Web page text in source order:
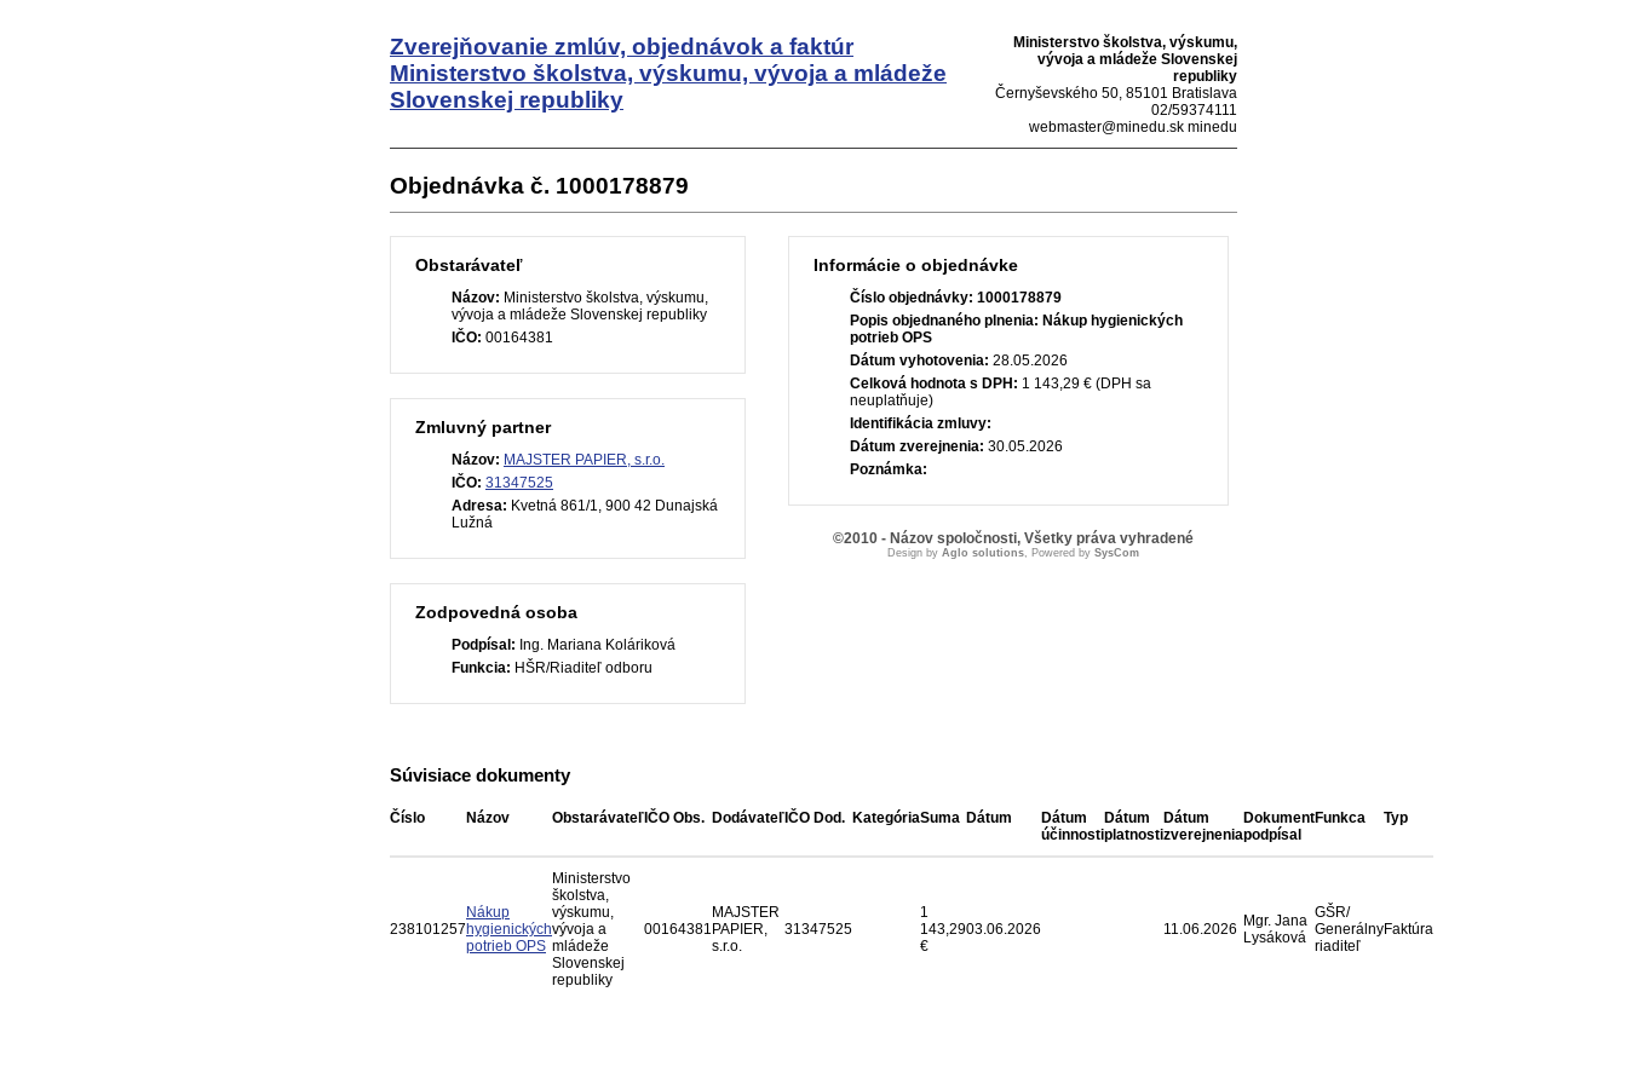
Zverejňovanie zmlúv, objednávok a faktúr
Ministerstvo školstva, výskumu, vývoja a mládeže
Slovenskej republiky
Ministerstvo školstva, výskumu,
vývoja a mládeže Slovenskej
republiky
Černyševského 50, 85101 Bratislava
02/59374111
webmaster@minedu.sk minedu
Objednávka č. 1000178879
Obstarávateľ
Názov: Ministerstvo školstva, výskumu,
vývoja a mládeže Slovenskej republiky
IČO: 00164381
Zmluvný partner
Názov: MAJSTER PAPIER, s.r.o.
IČO: 31347525
Adresa: Kvetná 861/1, 900 42 Dunajská
Lužná
Zodpovedná osoba
Podpísal: Ing. Mariana Koláriková
Funkcia: HŠR/Riaditeľ odboru
Informácie o objednávke
Číslo objednávky: 1000178879
Popis objednaného plnenia: Nákup hygienických
potrieb OPS
Dátum vyhotovenia: 28.05.2026
Celková hodnota s DPH: 1 143,29 € (DPH sa
neuplatňuje)
Identifikácia zmluvy:
Dátum zverejnenia: 30.05.2026
Poznámka:
Súvisiace dokumenty
Číslo Názov Obstarávateľ IČO Obs. Dodávateľ IČO Dod. KategóriaSuma Dátum
Dátum
účinnosti
Dátum
platnosti
Dátum
zverejnenia
Dokument
podpísal
Funkca Typ
238101257
Nákup
hygienických
potrieb OPS
Ministerstvo
školstva,
výskumu,
vývoja a
mládeže
Slovenskej
republiky
00164381
MAJSTER
PAPIER,
s.r.o.
31347525
1
143,29
€
03.06.2026 11.06.2026 Mgr. Jana
Lysáková
GŠR/
Generálny
riaditeľ
Faktúra
©2010 - Názov spoločnosti, Všetky práva vyhradené
Design by Aglo solutions, Powered by SysCom